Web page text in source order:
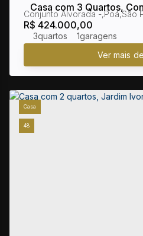
Casa com 3 Quartos,
R$ 424.000,00
Conjunto Alvorada ,Poá,São
3 1
48
Casa